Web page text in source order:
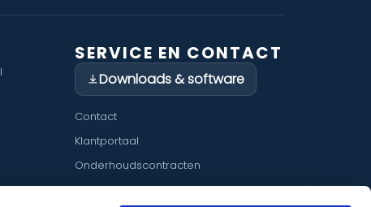
SERVICE EN CONTACT
Downloads & software
Contact
Klantportaal
Onderhoudscontracten
Veelgestelde vragen